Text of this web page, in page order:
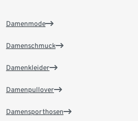
Damenmode
Damenschmuck
Damenkleider
Damenpullover
Damensporthosen